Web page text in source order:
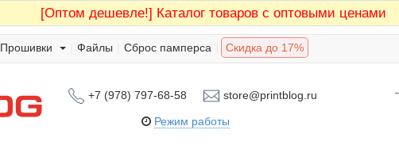
[Оптом дешевле!] Каталог товаров с оптовыми ценами
Прошивки Файлы Сброс памперса Скидка до 17%
+7 (978) 797-68-58 store@printblog.ru
Режим работы